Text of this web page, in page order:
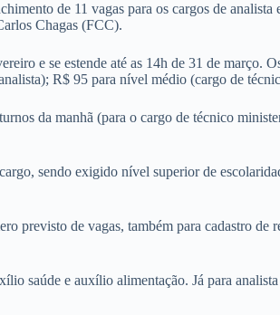
de 11 vagas para os cargos de analista
Chagas (FCC).
e se estende até as 14h de 31 de março.
R$ 95 para nível médio (cargo de
da manhã (para o cargo de técnico
sendo exigido nível superior de
previsto de vagas, também para cadastro de
saúde e auxílio alimentação. Já para